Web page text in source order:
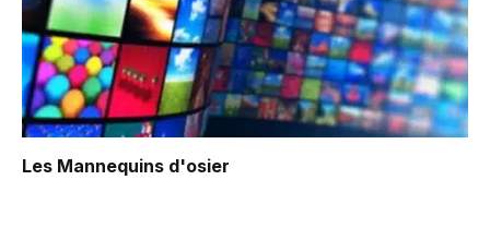
Les Mannequins d'osier